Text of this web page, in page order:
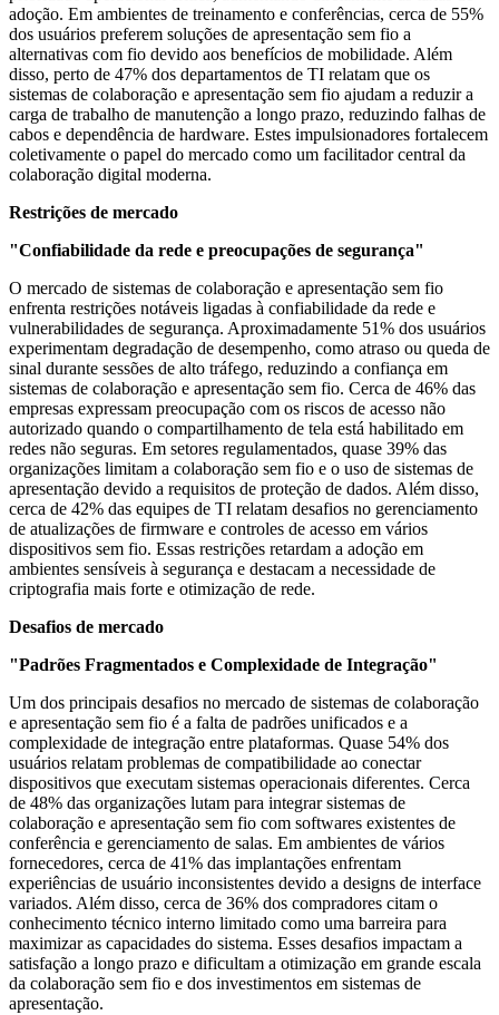
adoção. Em ambientes de treinamento e conferências, cerca de 55%
dos usuários preferem soluções de apresentação sem fio a
alternativas com fio devido aos benefícios de mobilidade. Além
disso, perto de 47% dos departamentos de TI relatam que os
sistemas de colaboração e apresentação sem fio ajudam a reduzir a
carga de trabalho de manutenção a longo prazo, reduzindo falhas de
cabos e dependência de hardware. Estes impulsionadores fortalecem
coletivamente o papel do mercado como um facilitador central da
colaboração digital moderna.
Restrições de mercado
"Confiabilidade da rede e preocupações de segurança"
O mercado de sistemas de colaboração e apresentação sem fio
enfrenta restrições notáveis ​​ligadas à confiabilidade da rede e
vulnerabilidades de segurança. Aproximadamente 51% dos usuários
experimentam degradação de desempenho, como atraso ou queda de
sinal durante sessões de alto tráfego, reduzindo a confiança em
sistemas de colaboração e apresentação sem fio. Cerca de 46% das
empresas expressam preocupação com os riscos de acesso não
autorizado quando o compartilhamento de tela está habilitado em
redes não seguras. Em setores regulamentados, quase 39% das
organizações limitam a colaboração sem fio e o uso de sistemas de
apresentação devido a requisitos de proteção de dados. Além disso,
cerca de 42% das equipes de TI relatam desafios no gerenciamento
de atualizações de firmware e controles de acesso em vários
dispositivos sem fio. Essas restrições retardam a adoção em
ambientes sensíveis à segurança e destacam a necessidade de
criptografia mais forte e otimização de rede.
Desafios de mercado
"Padrões Fragmentados e Complexidade de Integração"
Um dos principais desafios no mercado de sistemas de colaboração
e apresentação sem fio é a falta de padrões unificados e a
complexidade de integração entre plataformas. Quase 54% dos
usuários relatam problemas de compatibilidade ao conectar
dispositivos que executam sistemas operacionais diferentes. Cerca
de 48% das organizações lutam para integrar sistemas de
colaboração e apresentação sem fio com softwares existentes de
conferência e gerenciamento de salas. Em ambientes de vários
fornecedores, cerca de 41% das implantações enfrentam
experiências de usuário inconsistentes devido a designs de interface
variados. Além disso, cerca de 36% dos compradores citam o
conhecimento técnico interno limitado como uma barreira para
maximizar as capacidades do sistema. Esses desafios impactam a
satisfação a longo prazo e dificultam a otimização em grande escala
da colaboração sem fio e dos investimentos em sistemas de
apresentação.